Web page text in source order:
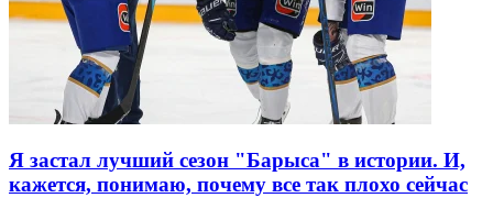
Я застал лучший сезон "Барыса" в истории. И,
кажется, понимаю, почему все так плохо сейчас